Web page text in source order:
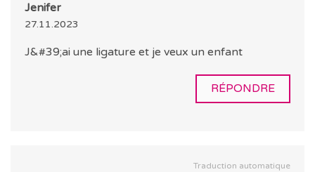
Jenifer
27.11.2023
J&#39;ai une ligature et je veux un enfant
RÉPONDRE
Traduction automatique